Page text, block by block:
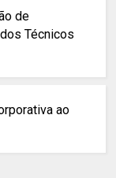
de
Técnicos
ao